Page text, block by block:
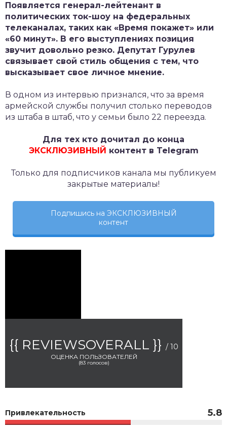
Появляется генерал-лейтенант в
политических ток-шоу на федеральных
телеканалах, таких как «Время покажет» или
«60 минут». В его выступлениях позиция
звучит довольно резко. Депутат Гурулев
связывает свой стиль общения с тем, что
высказывает свое личное мнение.
В одном из интервью признался, что за время
армейской службы получил столько переводов
из штаба в штаб, что у семьи было 22 переезда.
Для тех кто дочитал до конца
ЭКСКЛЮЗИВНЫЙ контент в Telegram
Только для подписчиков канала мы публикуем
закрытые материалы!
Подпишись на ЭКСКЛЮЗИВНЫЙ
контент
{{ REVIEWSOVERALL }} / 10
ОЦЕНКА ПОЛЬЗОВАТЕЛЕЙ
(83голосов)
Привлекательность 5.8